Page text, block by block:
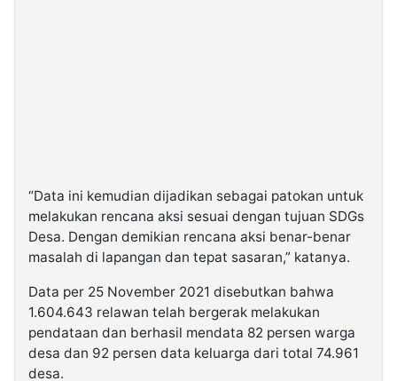
“Data ini kemudian dijadikan sebagai patokan untuk
melakukan rencana aksi sesuai dengan tujuan SDGs
Desa. Dengan demikian rencana aksi benar-benar
masalah di lapangan dan tepat sasaran,” katanya.
Data per 25 November 2021 disebutkan bahwa
1.604.643 relawan telah bergerak melakukan
pendataan dan berhasil mendata 82 persen warga
desa dan 92 persen data keluarga dari total 74.961
desa.